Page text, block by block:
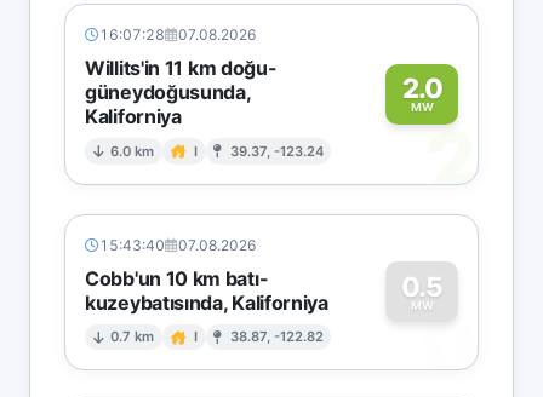
16:07:28 07.08.2026
Willits'in 11 km doğu-
güneydoğusunda,
Kaliforniya
6.0 km I 39.37, -123.24
2.0
MW
2
15:43:40 07.08.2026
Cobb'un 10 km batı-
kuzeybatısında, Kaliforniya
0.7 km I 38.87, -122.82
0.5
MW
0